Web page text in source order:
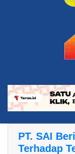
PT. SAI
Terhadap